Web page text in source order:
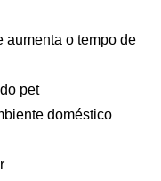
aumenta o tempo de
pet
doméstico